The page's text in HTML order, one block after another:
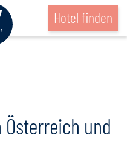
Hotel finden
und